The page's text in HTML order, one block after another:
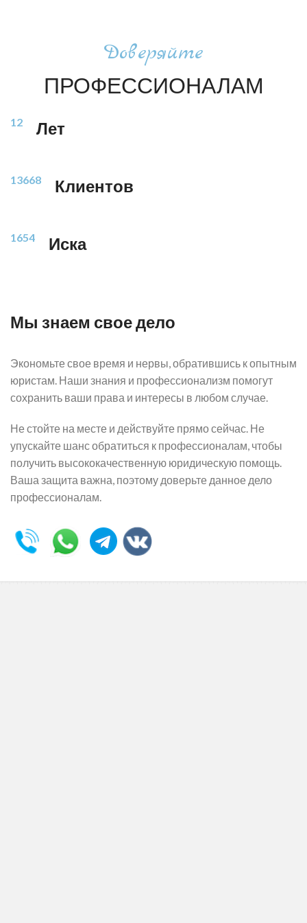
Доверяйте
ПРОФЕССИОНАЛАМ
12 Лет
13668 Клиентов
1654 Иска
Мы знаем свое дело
Экономьте свое время и нервы, обратившись к опытным
юристам. Наши знания и профессионализм помогут
сохранить ваши права и интересы в любом случае.
Не стойте на месте и действуйте прямо сейчас. Не
упускайте шанс обратиться к профессионалам, чтобы
получить высококачественную юридическую помощь.
Ваша защита важна, поэтому доверьте данное дело
профессионалам.